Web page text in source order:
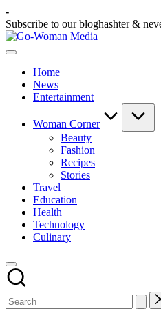
Skip
to
content
-
Subscribe to our bloghashter &
Portal
Untuk
Wanita
Indonesia
Home
News
Entertainment
Woman Corner
Beauty
Fashion
Recipes
Stories
Travel
Education
Health
Technology
Culinary